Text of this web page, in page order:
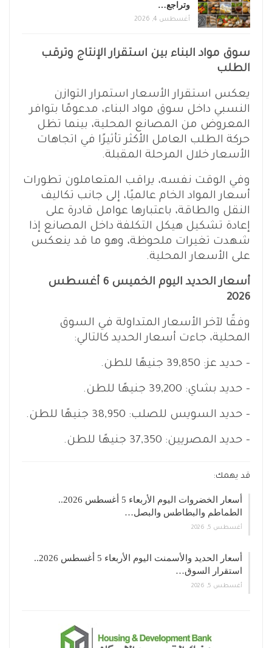
وتراجع…
أغسطس 4, 2026
سوق مواد البناء بين استقرار الإنتاج وترقب
الطلب
يعكس استقرار الأسعار استمرار التوازن
النسبي داخل سوق مواد البناء، مدعومًا بتوافر
المعروض من المصانع المحلية، بينما تظل
حركة الطلب العامل الأكثر تأثيرًا في اتجاهات
الأسعار خلال المرحلة المقبلة.
وفي الوقت نفسه، يراقب المتعاملون تطورات
أسعار المواد الخام عالميًا، إلى جانب تكاليف
النقل والطاقة، باعتبارها عوامل قادرة على
إعادة تشكيل هيكل التكلفة داخل المصانع إذا
شهدت تغيرات ملحوظة، وهو ما قد ينعكس
على الأسعار المحلية.
أسعار الحديد اليوم الخميس 6 أغسطس
2026
وفقًا لآخر الأسعار المتداولة في السوق
المحلية، جاءت أسعار الحديد كالتالي:
– حديد عز: 39,850 جنيهًا للطن.
– حديد بشاي: 39,200 جنيهًا للطن.
– حديد السويس للصلب: 38,950 جنيهًا للطن.
– حديد المصريين: 37,350 جنيهًا للطن.
قد يهمك:
أسعار الخضروات اليوم الأربعاء 5 أغسطس 2026..
الطماطم والبطاطس والبصل…
أغسطس 5, 2026
أسعار الحديد والأسمنت اليوم الأربعاء 5 أغسطس 2026..
استقرار السوق…
أغسطس 5, 2026